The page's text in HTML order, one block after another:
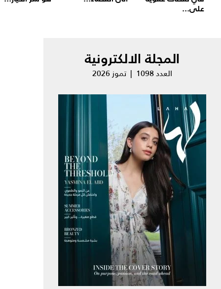
على...
المجلة الالكترونية
العدد 1098 | تموز 2026